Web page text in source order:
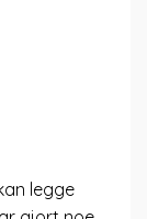
legge